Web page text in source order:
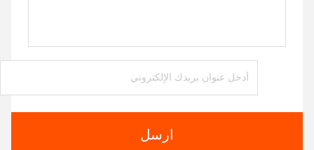
ارسل